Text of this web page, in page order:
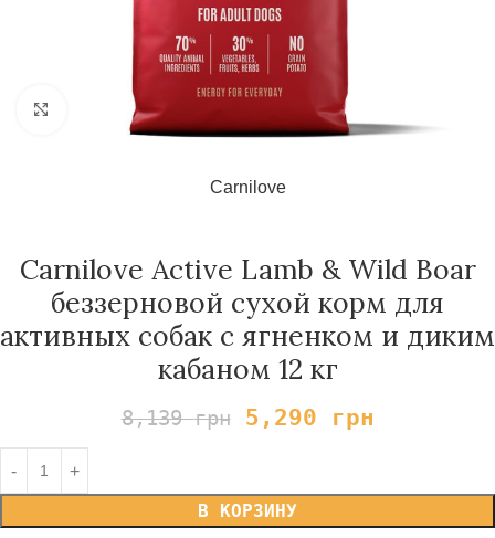
Нажмите, чтобы увеличить
Carnilove
Carnilove Active Lamb & Wild Boar
беззерновой сухой корм для
активных собак с ягненком и диким
кабаном 12 кг
8,139грн 5,290 грн
В КОРЗИНУ